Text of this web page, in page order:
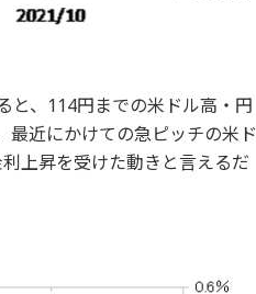
と、114円までの米ドル高・円
最近にかけての急ピッチの米ド
上昇を受けた動きと言えるだ